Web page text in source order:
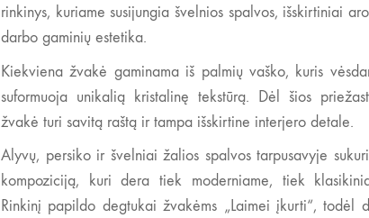
rinkinys, kuriame susijungia švelnios spalvos, išskirtiniai
darbo gaminių estetika.
Kiekviena žvakė gaminama iš palmių vaško, kuris
suformuoja unikalią kristalinę tekstūrą. Dėl šios
žvakė turi savitą raštą ir tampa išskirtine interjero detale.
Alyvų, persiko ir švelniai žalios spalvos tarpusavyje
kompoziciją, kuri dera tiek moderniame, tiek
Rinkinį papildo degtukai žvakėms „Laimei įkurti“, todėl